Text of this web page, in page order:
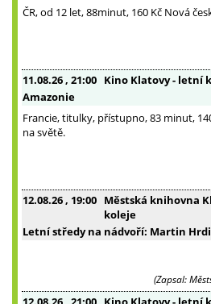
ČR, od 12 let, 88minut, 160 Kč Nová
11.08.26 , 21:00 Kino Klatovy - letní
Amazonie
Francie, titulky, přístupno, 83 minut,
na světě.
12.08.26 , 19:00 Městská knihovna
koleje
Letní středy na nádvoří: Martin
(Zapsal: